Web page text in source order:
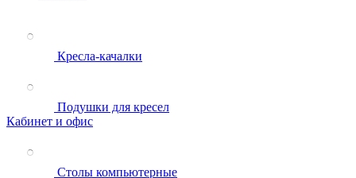
Кресла-качалки
Подушки для кресел
Кабинет и офис
Столы компьютерные